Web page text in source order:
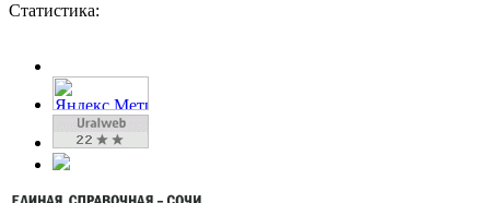
Статистика: